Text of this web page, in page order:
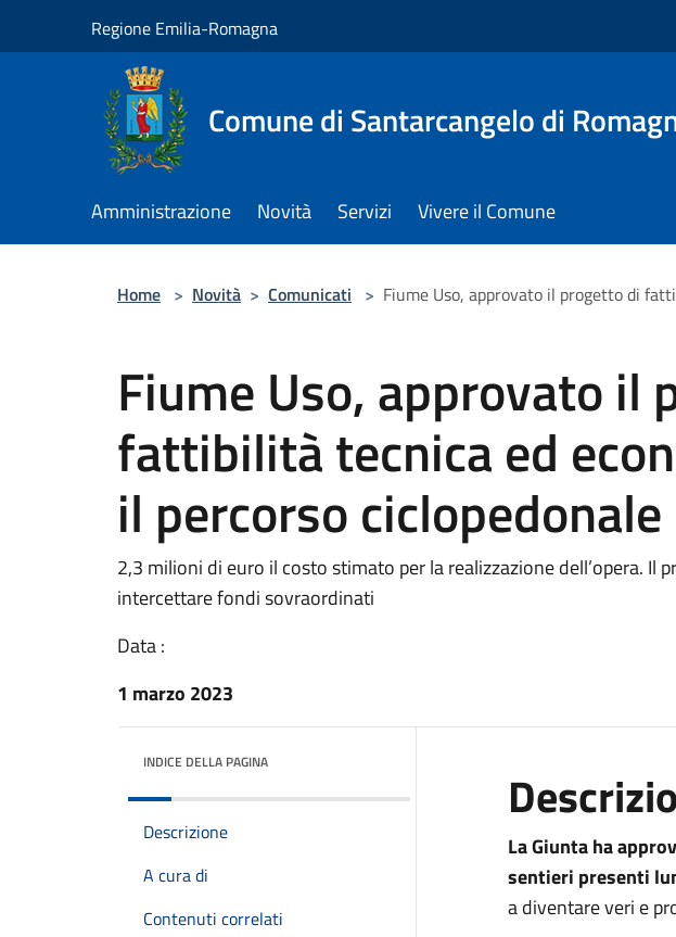
Regione Emilia-Romagna
Comune di Santarcangelo di
Amministrazione Novità Servizi Vivere il Comune
Home > Novità > Comunicati > Fiume Uso, approvato il progetto di
Fiume Uso, approvato il
fattibilità tecnica ed
il percorso ciclopedonale
2,3 milioni di euro il costo stimato per la realizzazione dell’opera. Il
intercettare fondi sovraordinati
Data :
1 marzo 2023
INDICE DELLA PAGINA
Descrizione
A cura di
Contenuti correlati
La Giunta ha
sentieri presenti
a diventare veri e